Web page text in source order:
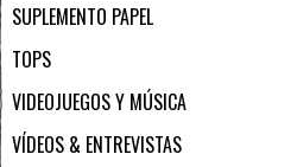
SUPLEMENTO PAPEL
TOPS
VIDEOJUEGOS Y MÚSICA
VÍDEOS & ENTREVISTAS